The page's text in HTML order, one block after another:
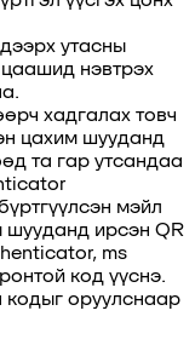
утасны
нэвтрэх
хадгалах товч
цахим шууданд
та гар утсандаа
мэйл
шууданд ирсэн QR
ms
код үүснэ.
кодыг оруулснаар